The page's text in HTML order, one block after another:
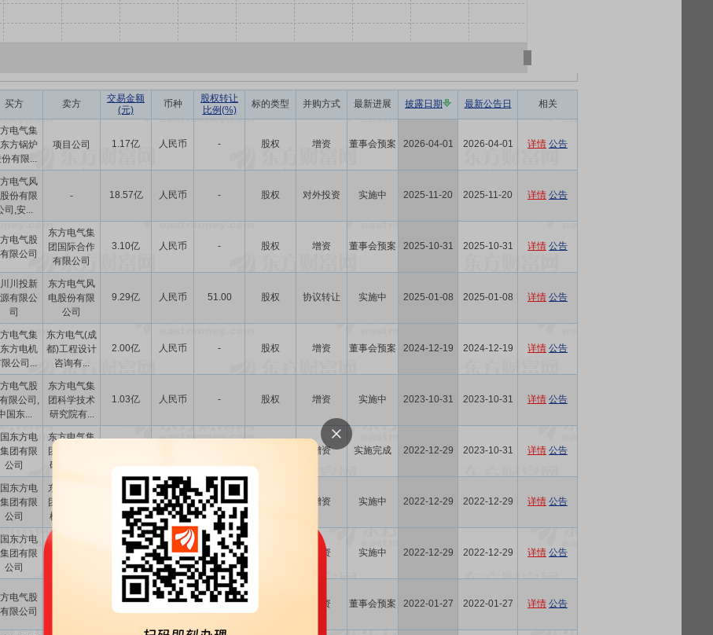
买方 卖方
交易金额
(元)
币种
股权转让
比例(%)
标的类型 并购方式 最新进展 披露日期 最新公告日 相关
电气集
方锅炉
份有限...
项目公司 1.17亿 人民币 - 股权 增资 董事会预案 2026-04-01 2026-04-01 详情 公告
电气风
份有限
司,安...
- 18.57亿 人民币 - 股权 对外投资 实施中 2025-11-20 2025-11-20 详情 公告
电气股
限公司
东方电气集
团国际合作
有限公司
3.10亿 人民币 - 股权 增资 董事会预案 2025-10-31 2025-10-31 详情 公告
川投新
有限公
司
东方电气风
电股份有限
公司
9.29亿 人民币 51.00 股权 协议转让 实施中 2025-01-08 2025-01-08 详情 公告
电气集
方电机
公司...
东方电气(成
都)工程设计
咨询有...
2.00亿 人民币 - 股权 增资 董事会预案 2024-12-19 2024-12-19 详情 公告
电气股
限公司,
国东...
东方电气集
团科学技术
研究院有...
1.03亿 人民币 - 股权 增资 实施中 2023-10-31 2023-10-31 详情 公告
东方电
团有限
公司
东方电气集
团科学技术
研究院有...
增资 实施完成 2022-12-29 2023-10-31 详情 公告
东方电
团有限
公司
东方电气集
团东方汽轮
机有限公...
4.20亿 人民币 - 增资 实施中 2022-12-29 2022-12-29 详情 公告
东方电
团有限
公司
东方电气集
1.50亿 人民币 - 增资 实施中 2022-12-29 2022-12-29 详情 公告
电气股
限公司
4.50亿 人民币 - 增资 董事会预案 2022-01-27 2022-01-27 详情 公告